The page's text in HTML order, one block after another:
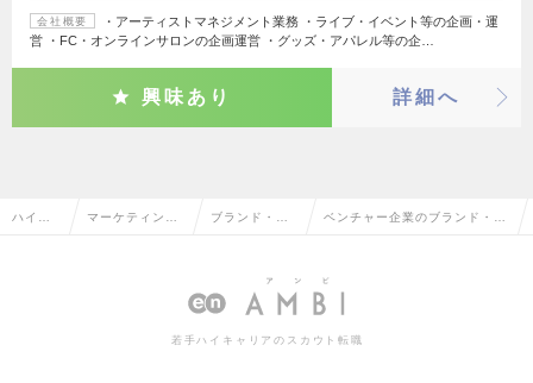
会社概要
・アーティストマネジメント業務 ・ライブ・イベント等の企画・運
営 ・FC・オンラインサロンの企画運営 ・グッズ・アパレル等の企…
興味あり 詳細へ
ハイク マーケティン ブランド・プ
ージャー
ベンチャー企業のブランド・プ
求人情報一覧
若手ハイキャリアのスカウト転職